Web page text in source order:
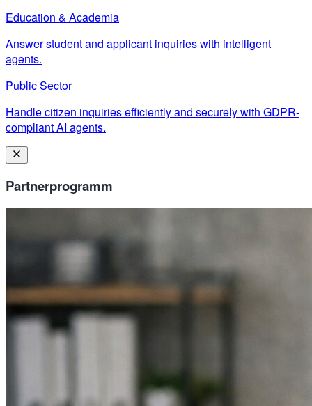
Education & Academia
Answer student and applicant inquiries with intelligent
agents.
Public Sector
Handle citizen inquiries efficiently and securely with GDPR-
compliant AI agents.
Partnerprogramm